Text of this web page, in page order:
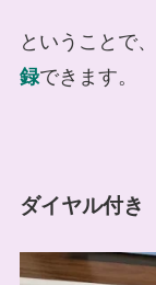
ということで、
録できます。
ダイヤル付き